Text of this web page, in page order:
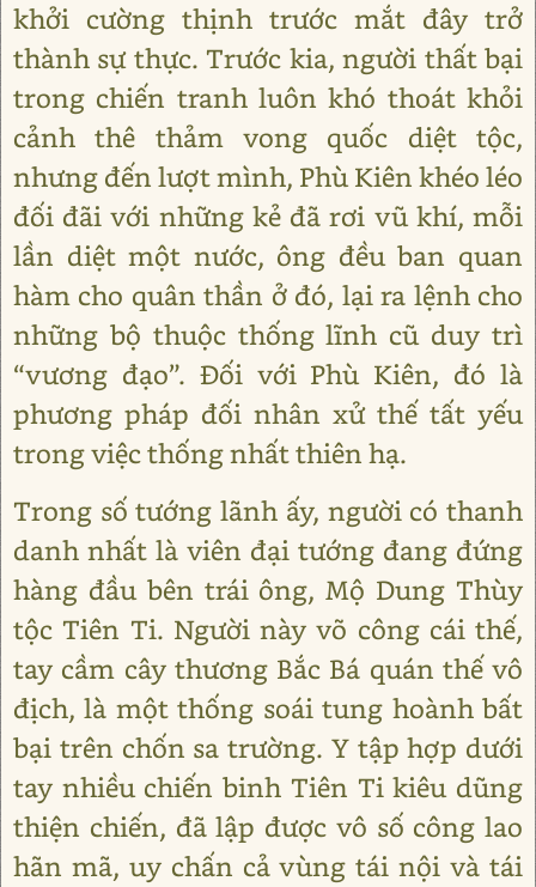
khởi cường thịnh trước mắt đây trở
thành sự thực. Trước kia, người thất bại
trong chiến tranh luôn khó thoát khỏi
cảnh thê thảm vong quốc diệt tộc,
nhưng đến lượt mình, Phù Kiên khéo léo
đối đãi với những kẻ đã rơi vũ khí, mỗi
lần diệt một nước, ông đều ban quan
hàm cho quân thần ở đó, lại ra lệnh cho
những bộ thuộc thống lĩnh cũ duy trì
“vương đạo”. Đối với Phù Kiên, đó là
phương pháp đối nhân xử thế tất yếu
trong việc thống nhất thiên hạ.
Trong số tướng lãnh ấy, người có thanh
danh nhất là viên đại tướng đang đứng
hàng đầu bên trái ông, Mộ Dung Thùy
tộc Tiên Ti. Người này võ công cái thế,
tay cầm cây thương Bắc Bá quán thế vô
địch, là một thống soái tung hoành bất
bại trên chốn sa trường. Y tập hợp dưới
tay nhiều chiến binh Tiên Ti kiêu dũng
thiện chiến, đã lập được vô số công lao
hãn mã, uy chấn cả vùng tái nội và tái